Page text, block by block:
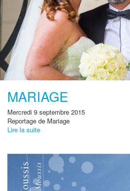
MARIAGE
Mercredi 9 septembre 2015
Reportage de Mariage
Lire la suite